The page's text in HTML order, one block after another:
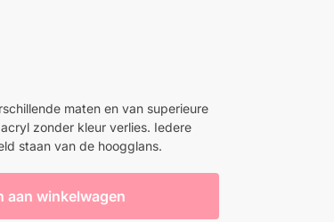
maten en van superieure
zonder kleur verlies. Iedere
staan van de hoogglans.
aan winkelwagen